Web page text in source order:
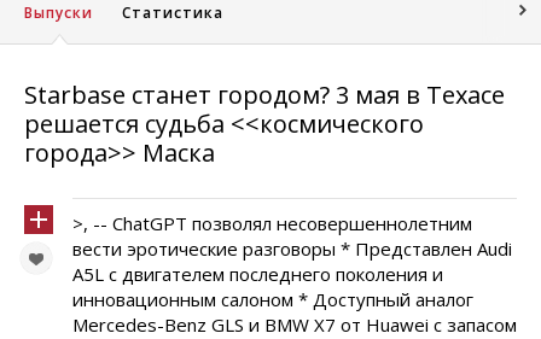
Выпуски Статистика
Starbase станет городом? 3 мая в Техасе
решается судьба <<космического
города>> Маска
>, -- ChatGPT позволял несовершеннолетним
вести эротические разговоры * Представлен Audi
A5L с двигателем последнего поколения и
инновационным салоном * Доступный аналог
Mercedes-Benz GLS и BMW X7 от Huawei с запасом